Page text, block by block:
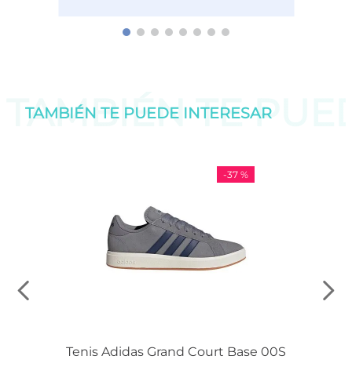
TAMBIÉN TE
TAMBIÉN TE PUEDE INTERESAR
-37 %
Tenis Adidas Grand Court Base 00S